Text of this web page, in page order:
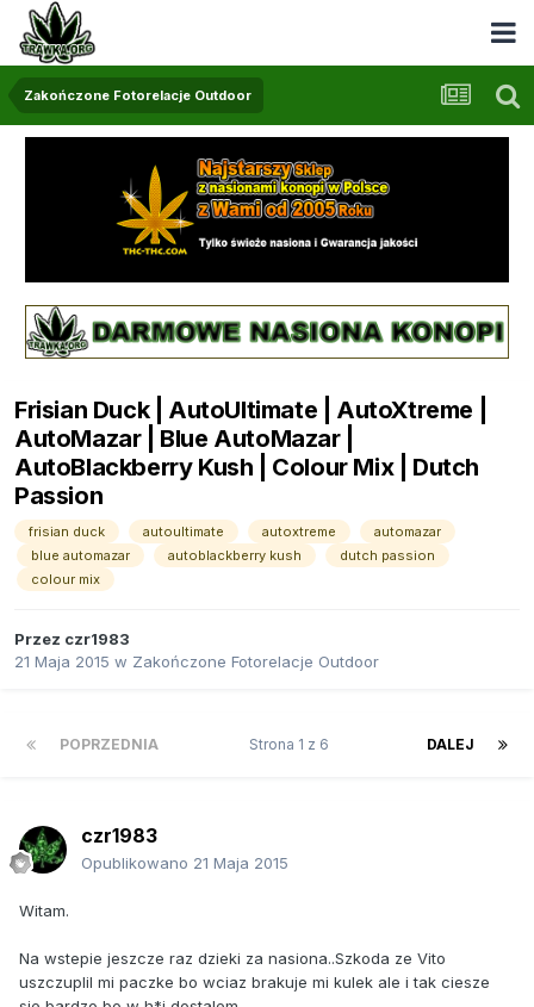
Zakończone Fotorelacje Outdoor
Frisian Duck | AutoUltimate | AutoXtreme |
AutoMazar | Blue AutoMazar |
AutoBlackberry Kush | Colour Mix | Dutch
Passion
frisian duck autoultimate autoxtreme
automazar
blue automazar
autoblackberry kush
dutch passion
colour mix
Przez czr1983
21 Maja 2015 w Zakończone Fotorelacje Outdoor
POPRZEDNIA DALEJ
Strona 1 z 6
czr1983
Opublikowano 21 Maja 2015
Witam.
Na wstepie jeszcze raz dzieki za nasiona..Szkoda ze Vito
uszczuplil mi paczke bo wciaz brakuje mi kulek ale i tak ciesze